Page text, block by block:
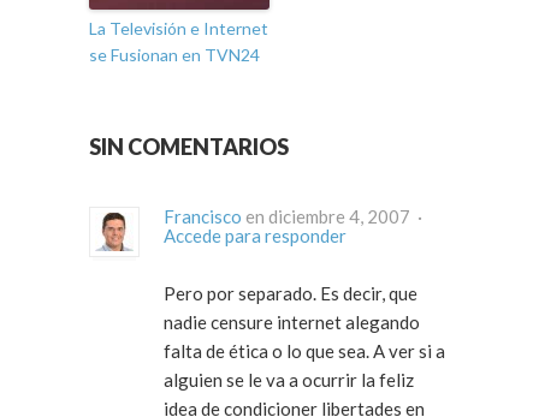
La Televisión e Internet
se Fusionan en TVN24
SIN COMENTARIOS
Francisco
en diciembre 4, 2007 ·
Accede para responder
Pero por separado. Es decir, que
nadie censure internet alegando
falta de ética o lo que sea. A ver si a
alguien se le va a ocurrir la feliz
idea de condicioner libertades en